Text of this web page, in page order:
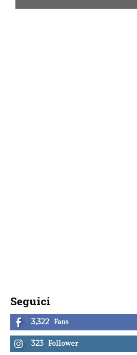
Seguici
3,322 Fans
323 Follower